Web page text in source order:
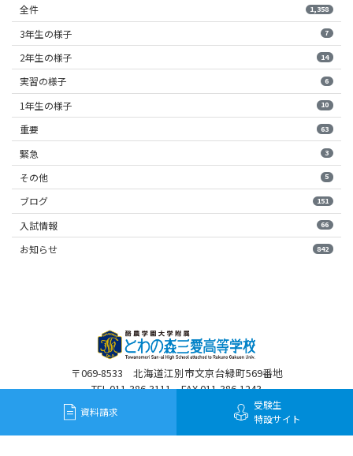
全件 1,358
3年生の様子 7
2年生の様子 14
実習の様子 6
1年生の様子 10
重要 63
緊急 3
その他 5
ブログ 151
入試情報 66
お知らせ 842
〒069-8533 北海道江別市文京台緑町569番地
TEL 011-386-3111 FAX 011-386-1243
資料請求
受験生
特設サイト